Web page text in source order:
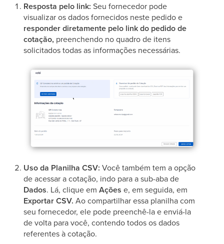
Resposta pelo link: Seu fornecedor pode
visualizar os dados fornecidos neste pedido e
responder diretamente pelo link do pedido de
cotação, preenchendo no quadro de itens
solicitados todas as informações necessárias.
Uso da Planilha CSV: Você também tem a opção
de acessar a cotação, indo para a sub-aba de
Dados. Lá, clique em Ações e, em seguida, em
Exportar CSV. Ao compartilhar essa planilha com
seu fornecedor, ele pode preenchê-la e enviá-la
de volta para você, contendo todos os dados
referentes à cotação.